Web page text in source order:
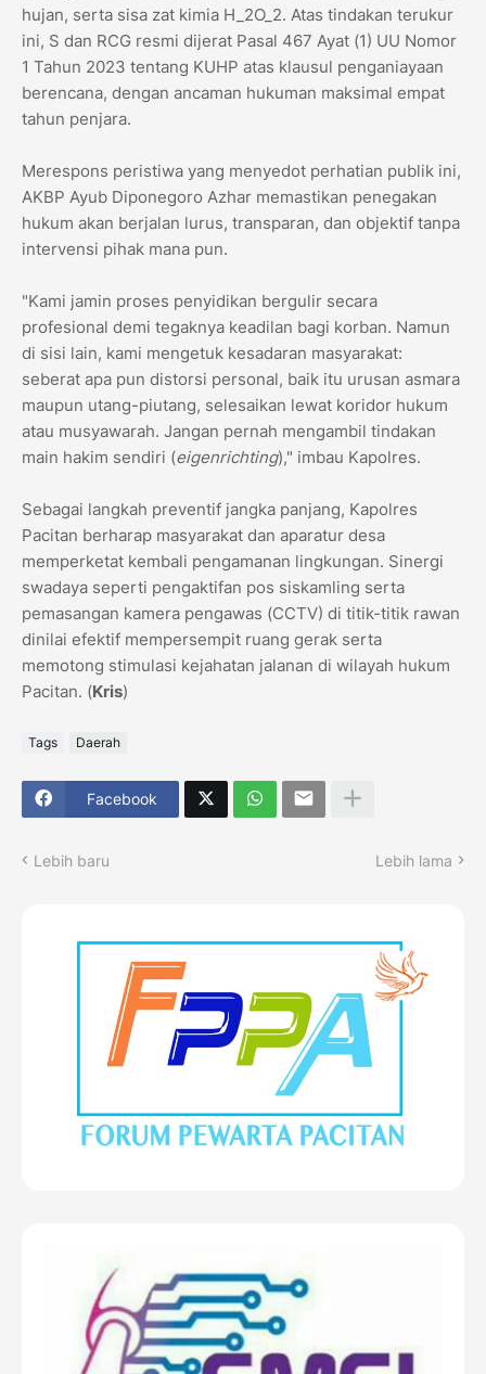
hujan, serta sisa zat kimia H_2O_2. Atas tindakan terukur
ini, S dan RCG resmi dijerat Pasal 467 Ayat (1) UU Nomor
1 Tahun 2023 tentang KUHP atas klausul penganiayaan
berencana, dengan ancaman hukuman maksimal empat
tahun penjara.
​Merespons peristiwa yang menyedot perhatian publik ini,
AKBP Ayub Diponegoro Azhar memastikan penegakan
hukum akan berjalan lurus, transparan, dan objektif tanpa
intervensi pihak mana pun.
​"Kami jamin proses penyidikan bergulir secara
profesional demi tegaknya keadilan bagi korban. Namun
di sisi lain, kami mengetuk kesadaran masyarakat:
seberat apa pun distorsi personal, baik itu urusan asmara
maupun utang-piutang, selesaikan lewat koridor hukum
atau musyawarah. Jangan pernah mengambil tindakan
main hakim sendiri (eigenrichting)," imbau Kapolres.
​Sebagai langkah preventif jangka panjang, Kapolres
Pacitan berharap masyarakat dan aparatur desa
memperketat kembali pengamanan lingkungan. Sinergi
swadaya seperti pengaktifan pos siskamling serta
pemasangan kamera pengawas (CCTV) di titik-titik rawan
dinilai efektif mempersempit ruang gerak serta
memotong stimulasi kejahatan jalanan di wilayah hukum
Pacitan. (Kris)
Tags Daerah
Facebook
Lebih baru Lebih lama